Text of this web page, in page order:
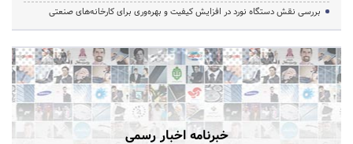
بررسی نقش دستگاه نورد در افزایش کیفیت و بهره‌وری برای کارخانه‌های صنعتی
خبرنامه اخبار رسمی